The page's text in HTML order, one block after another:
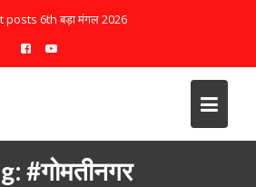
posts 6th बड़ा मंगल 2026
#गोमतीनगर